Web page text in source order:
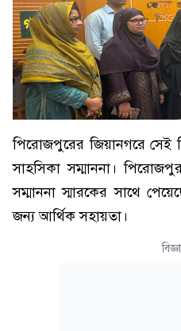
পিরোজপুরের জিয়ানগরে সেই
সাহসিকা সম্মাননা।
সম্মাননা স্মারকের সাথে
জন্য আর্থিক সহায়তা।